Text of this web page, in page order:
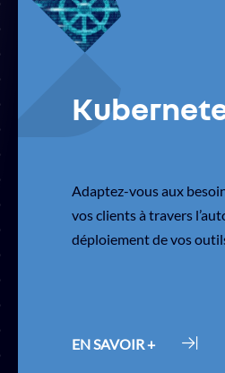
Adaptez-vous aux
vos clients à travers
déploiement de vos
EN SAVOIR +